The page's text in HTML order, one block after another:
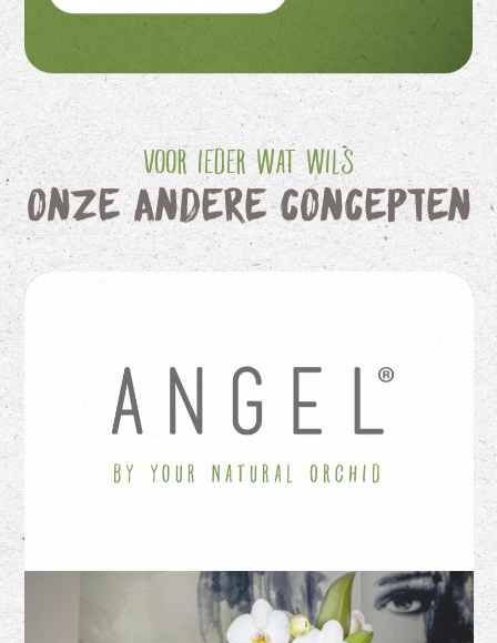
Voor ieder wat wils
Onze andere concepten